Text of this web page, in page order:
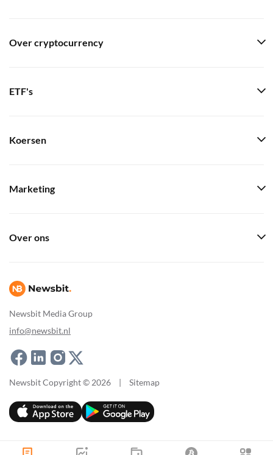
Newsbit Media Group
info@newsbit.nl
Over cryptocurrency
ETF's
Koersen
Marketing
Over ons
Newsbit Copyright © 2026 | Sitemap